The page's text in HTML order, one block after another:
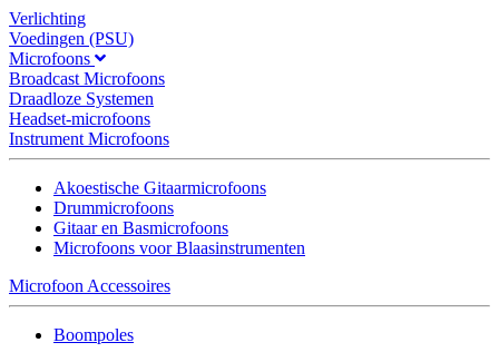
Verlichting
Voedingen (PSU)
Microfoons
Broadcast Microfoons
Draadloze Systemen
Headset-microfoons
Instrument Microfoons
Akoestische Gitaarmicrofoons
Drummicrofoons
Gitaar en Basmicrofoons
Microfoons voor Blaasinstrumenten
Microfoon Accessoires
Boompoles